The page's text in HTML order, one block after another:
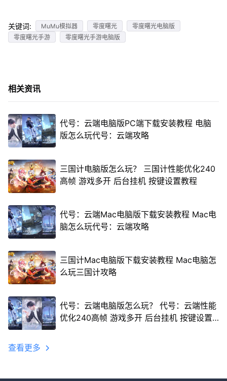
关键词: MuMu模拟器 零度曙光
零度曙光电脑版
零度曙光手游
零度曙光手游电脑版
相关资讯
代号：云端电脑版PC端下载安装教程 电脑
版怎么玩代号：云端攻略
三国计电脑版怎么玩？ 三国计性能优化240
高帧 游戏多开 后台挂机 按键设置教程
代号：云端Mac电脑版下载安装教程 Mac电
脑怎么玩代号：云端攻略
三国计Mac电脑版下载安装教程 Mac电脑怎
么玩三国计攻略
代号：云端电脑版怎么玩？ 代号：云端性能
优化240高帧 游戏多开 后台挂机 按键设置
查看更多